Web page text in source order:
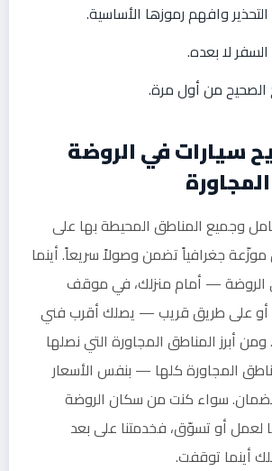
وافهم رموزها الأساسية.
لا بعده.
الصحيح من أول مرة.
سيارات في الروضة
وجميع المناطق المحيطة بها على
موزّعة جغرافياً تضمن وصولاً سريعاً. أينما
الروضة — أمام منزلك، في موقف
أو على طريق قريب — يصلك أقرب فني
أبرز المناطق المجاورة التي نصلها
المجاورة كلها — بنفس الأسعار
سواء كنت من سكان الروضة
لعمل أو تسوّق، فخدمتنا على بعد
أينما توقفت.